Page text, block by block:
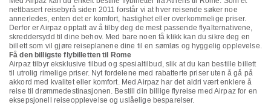
nettbasert reisebyrå siden 2011 forstår vi at hver reisende søker noe
annerledes, enten det er komfort, hastighet eller overkommelige priser.
Derfor er Airpaz opptatt av å tilby deg de mest passende flyalternativene,
skreddersydd til dine behov. Med bare noen få klikk kan du sikre deg en
billett som vil gjøre reiseplanene dine til en sømløs og hyggelig opplevelse.
Få den billigste flybilletten til Rome
Airpaz tilbyr eksklusive tilbud og spesialtilbud, slik at du kan bestille billett
til utrolig rimelige priser. Nyt fordelene med rabatterte priser uten å gå på
akkord med kvalitet eller komfort. Med Airpaz har det aldri vært enklere å
reise til drømmedestinasjonen. Bestill din billige flyreise med Airpaz for en
eksepsjonell reiseopplevelse og uslåelige besparelser.